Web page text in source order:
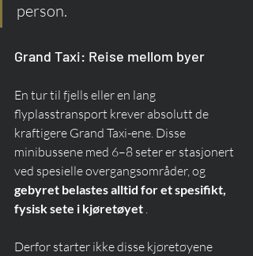
person.
Grand Taxi: Reise mellom byer
En tur til fjells eller en lang
flyplasstransport krever absolutt de
kraftigere Grand Taxi-ene. Disse
minibussene med 6–8 seter er stasjonert
ved spesielle overgangsområder, og
gebyret belastes alltid for et spesifikt,
fysisk sete i kjøretøyet .
Derfor starter ikke disse kjøretøyene